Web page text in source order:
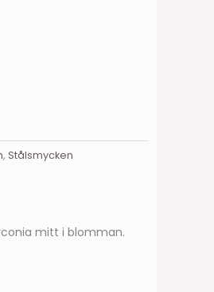
, Stålsmycken
mitt i blomman.